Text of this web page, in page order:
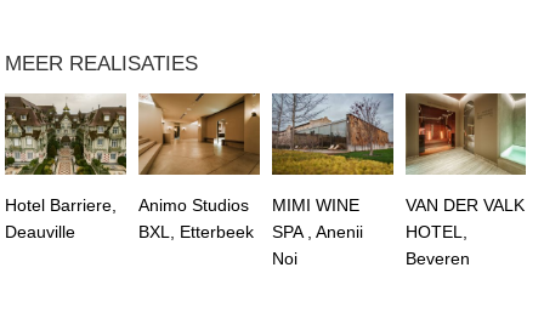
MEER REALISATIES
Hotel Barriere,
Deauville
Animo Studios
BXL, Etterbeek
MIMI WINE
SPA , Anenii
Noi
VAN DER VALK
HOTEL,
Beveren